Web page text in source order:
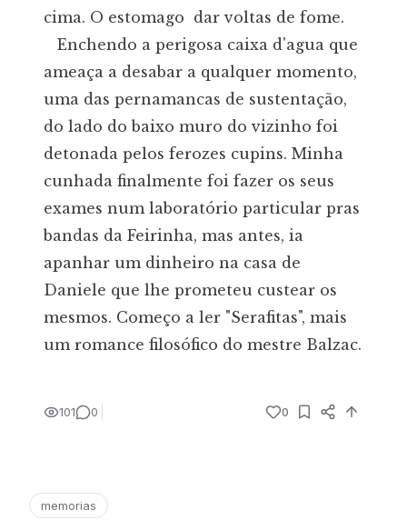
cima. O estomago dar voltas de fome.
Enchendo a perigosa caixa d'agua que
ameaça a desabar a qualquer momento,
uma das pernamancas de sustentação,
do lado do baixo muro do vizinho foi
detonada pelos ferozes cupins. Minha
cunhada finalmente foi fazer os seus
exames num laboratório particular pras
bandas da Feirinha, mas antes, ia
apanhar um dinheiro na casa de
Daniele que lhe prometeu custear os
mesmos. Começo a ler "Serafitas", mais
um romance filosófico do mestre Balzac.
101 0 0
memorias